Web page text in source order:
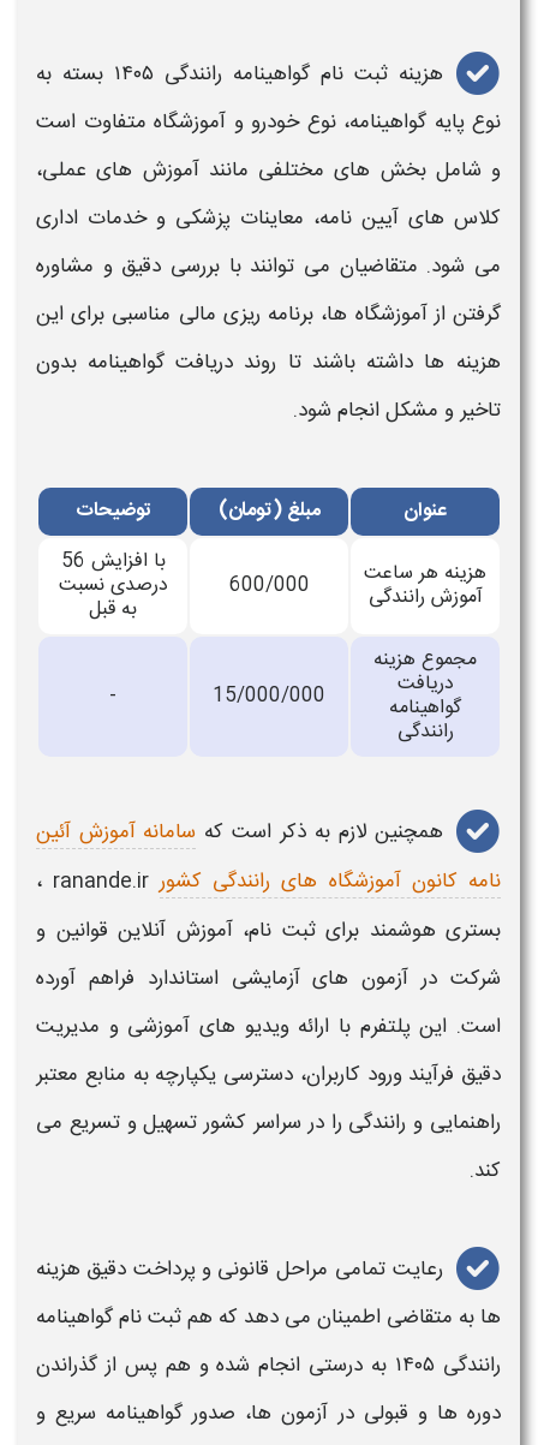
هزینه ثبت نام گواهینامه رانندگی ۱۴۰۵
بسته به
نوع پایه گواهینامه، نوع خودرو و آموزشگاه متفاوت است
و شامل بخش‌ های مختلفی مانند آموزش‌ های عملی،
کلاس‌ های آیین‌ نامه، معاینات پزشکی و خدمات اداری
می‌ شود. متقاضیان می‌ توانند با بررسی دقیق و مشاوره
گرفتن از آموزشگاه‌ ها، برنامه‌ ریزی مالی مناسبی برای این
هزینه‌ ها داشته باشند تا روند دریافت گواهینامه بدون
تاخیر و مشکل انجام شود.
عنوان مبلغ (تومان)
توضیحات
هزینه هر ساعت
آموزش رانندگی 600/000
با افزایش 56
درصدی نسبت
به قبل
مجموع هزینه
دریافت
گواهینامه
رانندگی
15/000/000
-
همچنین لازم به ذکر است که سامانه آموزش آئین
نامه کانون آموزشگاه های رانندگی کشور
ranande.ir ،
بستری هوشمند برای ثبت‌ نام، آموزش آنلاین قوانین و
شرکت در آزمون‌ های آزمایشی استاندارد فراهم آورده
است. این پلتفرم با ارائه ویدیو های آموزشی و مدیریت
دقیق فرآیند ورود کاربران، دسترسی یکپارچه به منابع معتبر
راهنمایی و رانندگی را در سراسر کشور تسهیل و تسریع می‌
کند.
رعایت تمامی مراحل قانونی و پرداخت دقیق هزینه‌
ها به متقاضی اطمینان می‌ دهد که همثبت نام گواهینامه
رانندگی ۱۴۰۵
به درستی انجام شده و هم پس از گذراندن
دوره‌ ها و قبولی در آزمون‌ ها، صدور گواهینامه سریع و